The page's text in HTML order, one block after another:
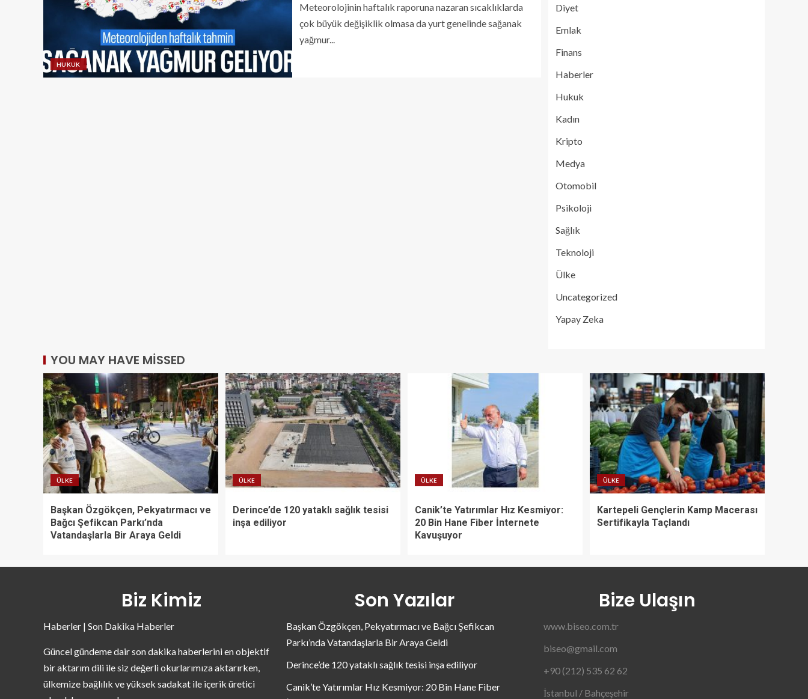
HUKUK
Meteorolojinin haftalık raporuna nazaran sıcaklıklarda
çok büyük değişiklik olmasa da yurt genelinde sağanak
yağmur...
Diyet
Emlak
Finans
Haberler
Hukuk
Kadın
Kripto
Medya
Otomobil
Psikoloji
Sağlık
Teknoloji
Ülke
Uncategorized
Yapay Zeka
YOU MAY HAVE MISSED
ÜLKE
Başkan Özgökçen, Pekyatırmacı ve
Bağcı Şefikcan Parkı’nda
Vatandaşlarla Bir Araya Geldi
ÜLKE
Derince’de 120 yataklı sağlık tesisi
inşa ediliyor
ÜLKE
Canik’te Yatırımlar Hız Kesmiyor:
20 Bin Hane Fiber İnternete
Kavuşuyor
ÜLKE
Kartepeli Gençlerin Kamp Macerası
Sertifikayla Taçlandı
Biz Kimiz
Haberler | Son Dakika Haberler
Güncel gündeme dair son dakika haberlerini en objektif
bir aktarım dili ile siz değerli okurlarımıza aktarırken,
ülkemize bağlılık ve yüksek sadakat ile içerik üretici
Son Yazılar
Başkan Özgökçen, Pekyatırmacı ve Bağcı Şefikcan
Parkı’nda Vatandaşlarla Bir Araya Geldi
Derince’de 120 yataklı sağlık tesisi inşa ediliyor
Canik’te Yatırımlar Hız Kesmiyor: 20 Bin Hane Fiber
Bize Ulaşın
www.biseo.com.tr
biseo@gmail.com
+90 (212) 535 62 62
İstanbul / Bahçeşehir